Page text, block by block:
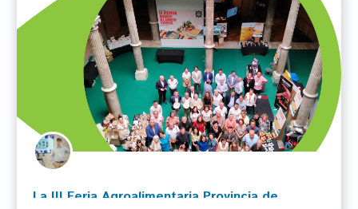
La III Feria Agroalimentaria Provincia de